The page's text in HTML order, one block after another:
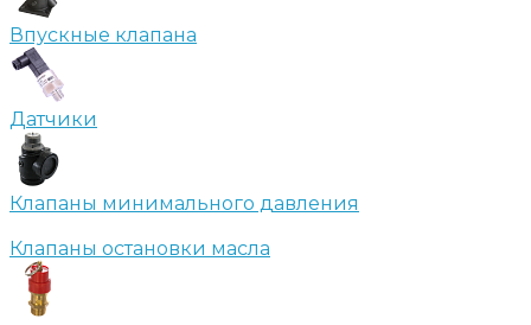
Впускные клапана
Датчики
Клапаны минимального давления
Клапаны остановки масла